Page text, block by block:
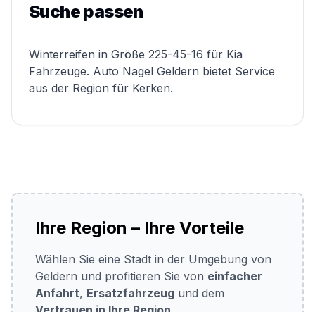
Suche passen
Winterreifen in Größe 225-45-16 für Kia
Fahrzeuge. Auto Nagel Geldern bietet Service
aus der Region für Kerken.
Ihre Region – Ihre Vorteile
Wählen Sie eine Stadt in der Umgebung von
Geldern und profitieren Sie von einfacher
Anfahrt, Ersatzfahrzeug und dem